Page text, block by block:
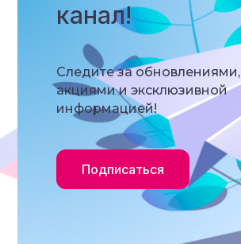
канал!
Следите за обновлениями,
акциями и эксклюзивной
информацией!
Подписаться